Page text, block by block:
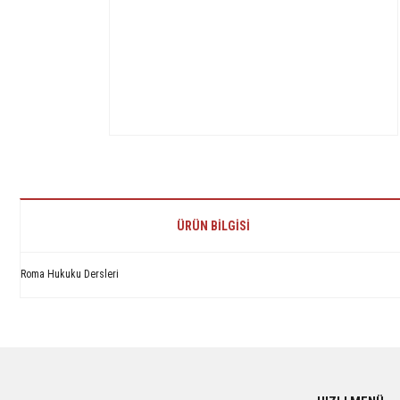
ÜRÜN BILGISI
Roma Hukuku Dersleri